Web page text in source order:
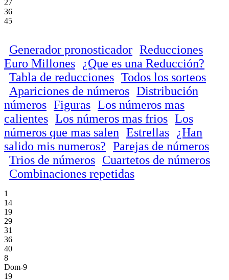
27
36
45
Generador pronosticador Reducciones
Euro Millones
¿Que es una Reducción?
Tabla de reducciones Todos los sorteos
Apariciones de números Distribución
números Figuras Los números mas
calientes Los números mas frios Los
números que mas salen Estrellas
¿Han
salido mis numeros? Parejas de números
Trios de números Cuartetos de números
Combinaciones repetidas
1
14
19
29
31
36
40
8
Dom-9
19